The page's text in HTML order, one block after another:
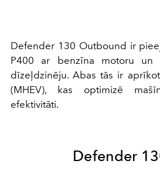
Defender 130 Outbound ir
P400 ar benzīna motoru un
dīzeļdzinēju. Abas tās ir
(MHEV), kas optimizē
efektivitāti.
Defender